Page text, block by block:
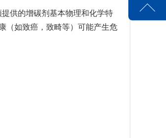
供的增碳剂基本物理和化学特
（如致癌，致畸等）可能产生危